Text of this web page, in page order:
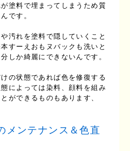
塗料で埋まってしまうため質
です。
汚れを塗料で隠していくこと
すーえおもヌバックも洗いと
しか綺麗にできないんです。
の状態であれば色を修復する
によっては染料、顔料を組み
ができるものもあります、
メンテナンス＆色直